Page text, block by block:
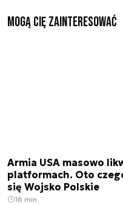
Mogą Cię zainteresować
Armia USA masowo
platformach. Oto
się Wojsko Polskie
16 min.